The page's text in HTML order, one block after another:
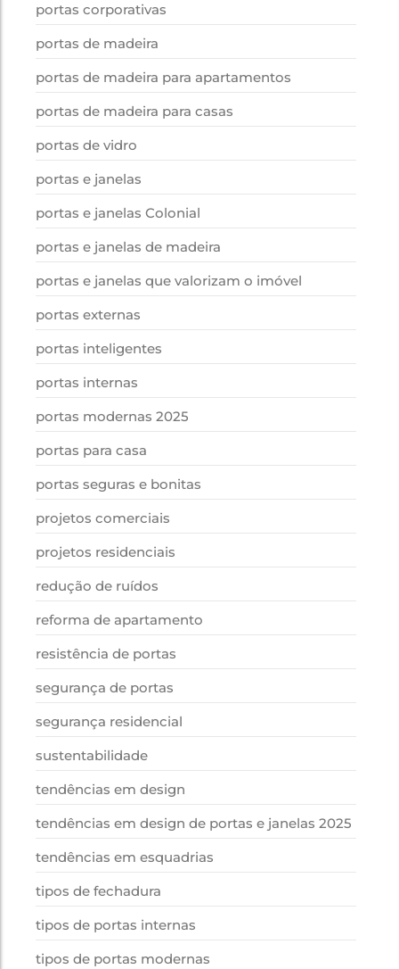
portas corporativas
portas de madeira
portas de madeira para apartamentos
portas de madeira para casas
portas de vidro
portas e janelas
portas e janelas Colonial
portas e janelas de madeira
portas e janelas que valorizam o imóvel
portas externas
portas inteligentes
portas internas
portas modernas 2025
portas para casa
portas seguras e bonitas
projetos comerciais
projetos residenciais
redução de ruídos
reforma de apartamento
resistência de portas
segurança de portas
segurança residencial
sustentabilidade
tendências em design
tendências em design de portas e janelas 2025
tendências em esquadrias
tipos de fechadura
tipos de portas internas
tipos de portas modernas